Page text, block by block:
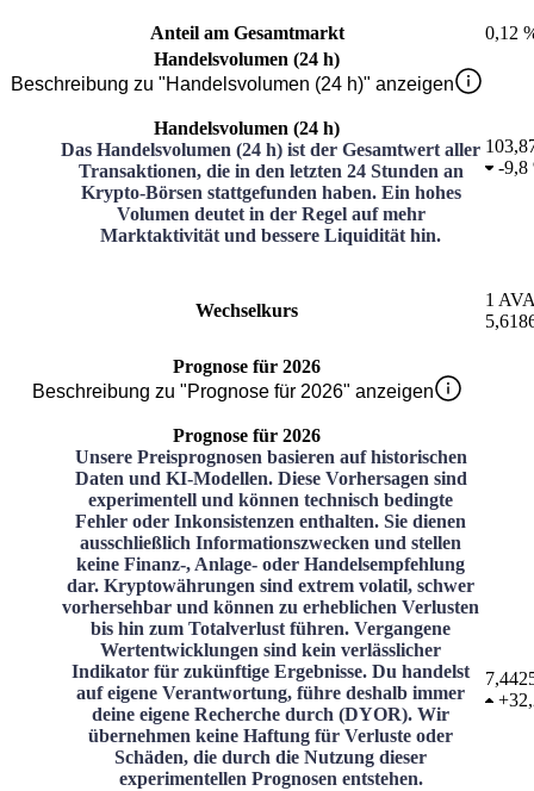
Anteil am Gesamtmarkt
0,12
Handelsvolumen (24 h)
Beschreibung zu "Handelsvolumen (24 h)" anzeigen
Handelsvolumen (24 h)
Das Handelsvolumen (24 h) ist der Gesamtwert aller
Transaktionen, die in den letzten 24 Stunden an
Krypto-Börsen stattgefunden haben. Ein hohes
Volumen deutet in der Regel auf mehr
Marktaktivität und bessere Liquidität hin.
-9,8
Wechselkurs
1
Prognose für 2026
Beschreibung zu "Prognose für 2026" anzeigen
Prognose für 2026
Unsere Preisprognosen basieren auf historischen
Daten und KI-Modellen. Diese Vorhersagen sind
experimentell und können technisch bedingte
Fehler oder Inkonsistenzen enthalten. Sie dienen
ausschließlich Informationszwecken und stellen
keine Finanz-, Anlage- oder Handelsempfehlung
dar. Kryptowährungen sind extrem volatil, schwer
vorhersehbar und können zu erheblichen Verlusten
bis hin zum Totalverlust führen. Vergangene
Wertentwicklungen sind kein verlässlicher
Indikator für zukünftige Ergebnisse. Du handelst
auf eigene Verantwortung, führe deshalb immer
deine eigene Recherche durch (DYOR). Wir
übernehmen keine Haftung für Verluste oder
Schäden, die durch die Nutzung dieser
experimentellen Prognosen entstehen.
+